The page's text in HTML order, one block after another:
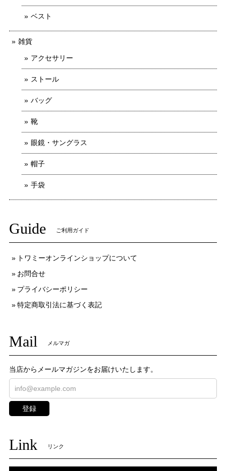
ベスト
雑貨
アクセサリー
ストール
バッグ
靴
眼鏡・サングラス
帽子
手袋
Guide ご利用ガイド
トワミーオンラインショップについて
お問合せ
プライバシーポリシー
特定商取引法に基づく表記
Mail メルマガ
当店からメールマガジンをお届けいたします。
登録
Link リンク